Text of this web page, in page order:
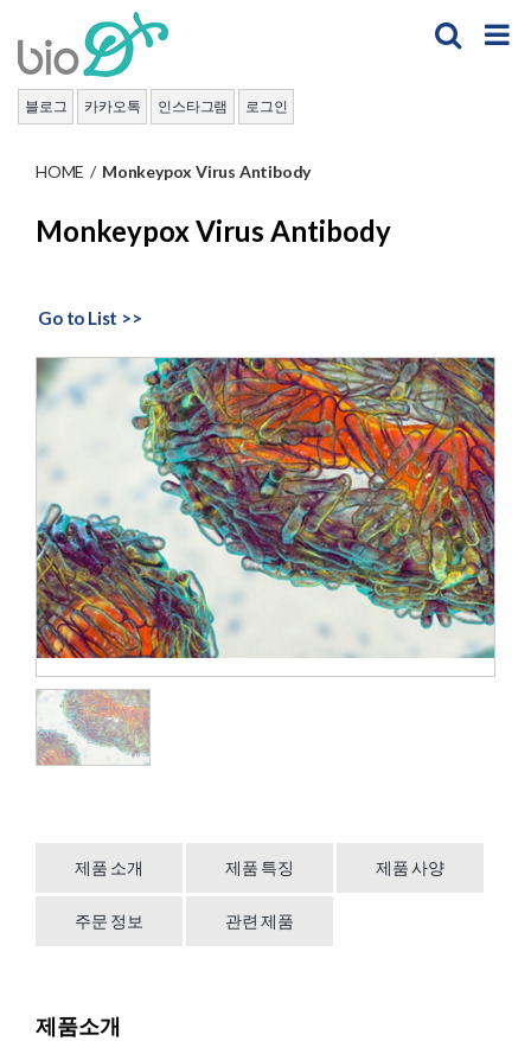
content
블로그 카카오톡 인스타그램 로그인
HOME / Monkeypox Virus Antibody
Monkeypox Virus Antibody
Go to List >>
제품 소개 제품 특징 제품 사양
주문 정보 관련 제품
제품소개